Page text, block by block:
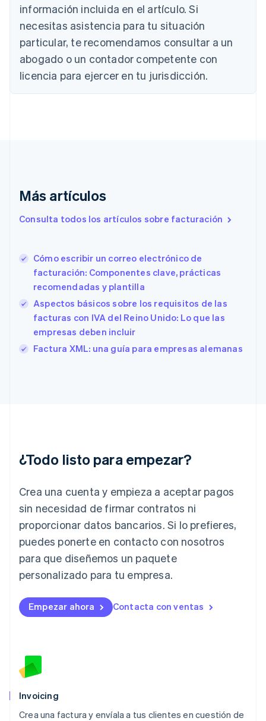
información incluida en el artículo. Si
necesitas asistencia para tu situación
particular, te recomendamos consultar a un
abogado o un contador competente con
licencia para ejercer en tu jurisdicción.
Más artículos
Consulta todos los artículos sobre facturación
Cómo escribir un correo electrónico de
facturación: Componentes clave, prácticas
recomendadas y plantilla
Aspectos básicos sobre los requisitos de las
facturas con IVA del Reino Unido: Lo que las
empresas deben incluir
Factura XML: una guía para empresas alemanas
¿Todo listo para empezar?
Crea una cuenta y empieza a aceptar pagos
sin necesidad de firmar contratos ni
proporcionar datos bancarios. Si lo prefieres,
puedes ponerte en contacto con nosotros
para que diseñemos un paquete
personalizado para tu empresa.
Empezar ahora Contacta con ventas
Invoicing
Crea una factura y envíala a tus clientes en cuestión de
Português English
Bulgaria
English
Canadá
China continental
简体中文English
English
English Italiano
Estados Unidos
EnglishEspañol 简体中文
Estonia
Finlandia
EnglishSvenska
Francia
Gibraltar
English
Italiano English
日本語English
Letonia
English
Liechtenstein
Deutsch English
Lituania
Luxemburgo
FrançaisDeutschEnglish
Malasia
English
México
Noruega
English
Nueva Zelandia